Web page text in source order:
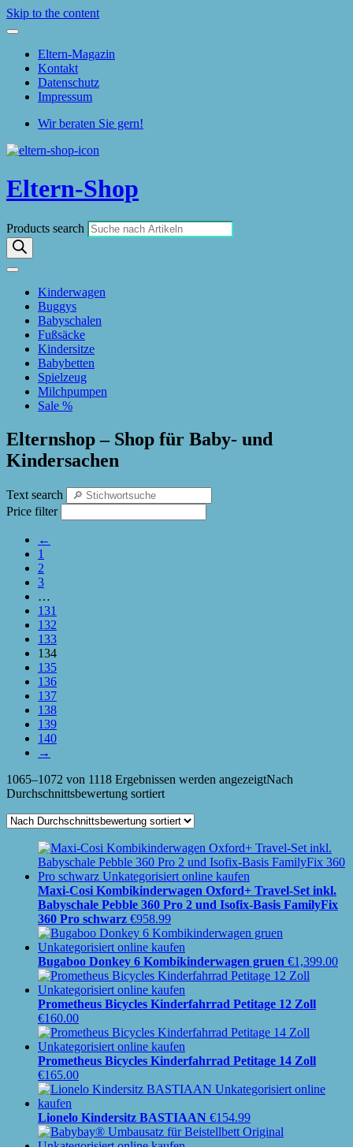
Skip to the content
Eltern-Magazin
Kontakt
Datenschutz
Impressum
Wir beraten Sie gern!
Eltern-Shop
Products search
Kinderwagen
Buggys
Babyschalen
Fußsäcke
Kindersitze
Babybetten
Spielzeug
Milchpumpen
Sale %
Elternshop – Shop für Baby- und
Kindersachen
Text search
Price filter
←
1
2
3
…
131
132
133
134
135
136
137
138
139
140
→
1065–1072 von 1118 Ergebnissen werden angezeigtNach
Durchschnittsbewertung sortiert
Maxi-Cosi Kombikinderwagen Oxford+ Travel-Set inkl.
Babyschale Pebble 360 Pro 2 und Isofix-Basis FamilyFix
360 Pro schwarz €958.99
Bugaboo Donkey 6 Kombikinderwagen gruen €1,399.00
Prometheus Bicycles Kinderfahrrad Petitage 12 Zoll
€160.00
Prometheus Bicycles Kinderfahrrad Petitage 14 Zoll
€165.00
Lionelo Kindersitz BASTIAAN €154.99